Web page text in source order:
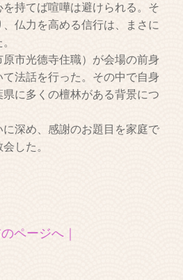
持てば喧嘩は避けられる。そ
仏力を高める信行は、まさに
市光德寺住職）が会場の前身
法話を行った。その中で自身
に多くの檀林がある背景につ
深め、感謝のお題目を家庭で
した。
ページへ｜